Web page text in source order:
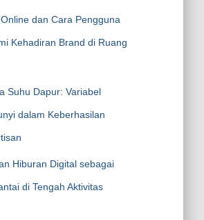
dan Cara Pengguna
Kehadiran Brand di Ruang
Suhu Dapur: Variabel
dalam Keberhasilan
Hiburan Digital sebagai
di Tengah Aktivitas